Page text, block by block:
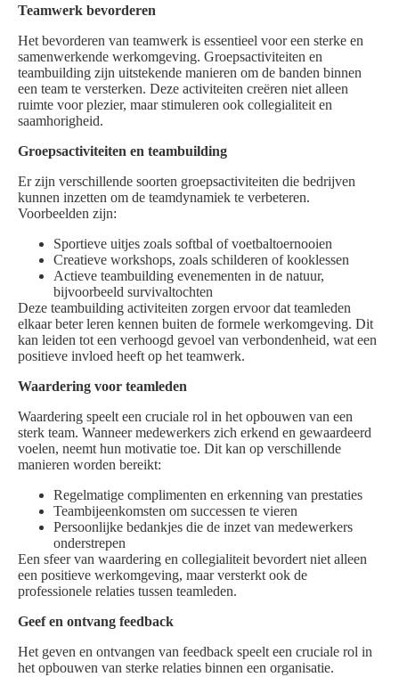
Teamwerk bevorderen
Het bevorderen van teamwerk is essentieel voor een sterke en
samenwerkende werkomgeving. Groepsactiviteiten en
teambuilding zijn uitstekende manieren om de banden binnen
een team te versterken. Deze activiteiten creëren niet alleen
ruimte voor plezier, maar stimuleren ook collegialiteit en
saamhorigheid.
Groepsactiviteiten en teambuilding
Er zijn verschillende soorten groepsactiviteiten die bedrijven
kunnen inzetten om de teamdynamiek te verbeteren.
Voorbeelden zijn:
Sportieve uitjes zoals softbal of voetbaltoernooien
Creatieve workshops, zoals schilderen of kooklessen
Actieve teambuilding evenementen in de natuur,
bijvoorbeeld survivaltochten
Deze teambuilding activiteiten zorgen ervoor dat teamleden
elkaar beter leren kennen buiten de formele werkomgeving. Dit
kan leiden tot een verhoogd gevoel van verbondenheid, wat een
positieve invloed heeft op het teamwerk.
Waardering voor teamleden
Waardering speelt een cruciale rol in het opbouwen van een
sterk team. Wanneer medewerkers zich erkend en gewaardeerd
voelen, neemt hun motivatie toe. Dit kan op verschillende
manieren worden bereikt:
Regelmatige complimenten en erkenning van prestaties
Teambijeenkomsten om successen te vieren
Persoonlijke bedankjes die de inzet van medewerkers
onderstrepen
Een sfeer van waardering en collegialiteit bevordert niet alleen
een positieve werkomgeving, maar versterkt ook de
professionele relaties tussen teamleden.
Geef en ontvang feedback
Het geven en ontvangen van feedback speelt een cruciale rol in
het opbouwen van sterke relaties binnen een organisatie.